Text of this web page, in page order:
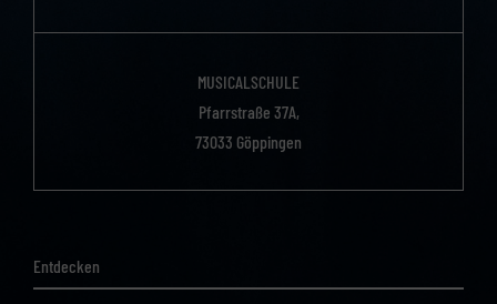
MUSICALSCHULE
Pfarrstraße 37A,
73033 Göppingen
Entdecken